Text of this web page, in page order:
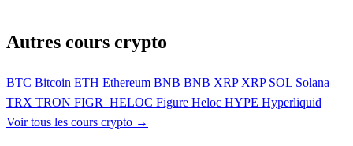
Autres cours crypto
BTC Bitcoin ETH Ethereum BNB BNB XRP XRP SOL Solana
TRX TRON FIGR_HELOC Figure Heloc HYPE Hyperliquid
Voir tous les cours crypto →